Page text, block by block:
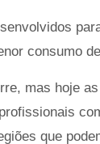
consumo
mas hoje
que